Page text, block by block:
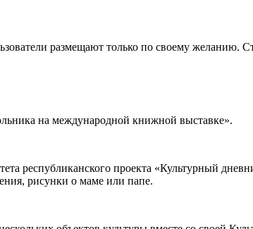
размещают только по своему желанию.
на международной книжной выставке».
республиканского проекта «Культурный
рисунки о маме или папе.